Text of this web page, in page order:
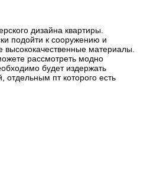
дизайна квартиры.
подойти к сооружению и
материалы.
рассмотреть модно
будет издержать
пт которого есть